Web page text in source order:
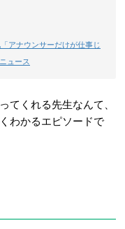
アナウンサーだけが仕事じ
ュース
てくれる先生なんて、
わかるエピソードで